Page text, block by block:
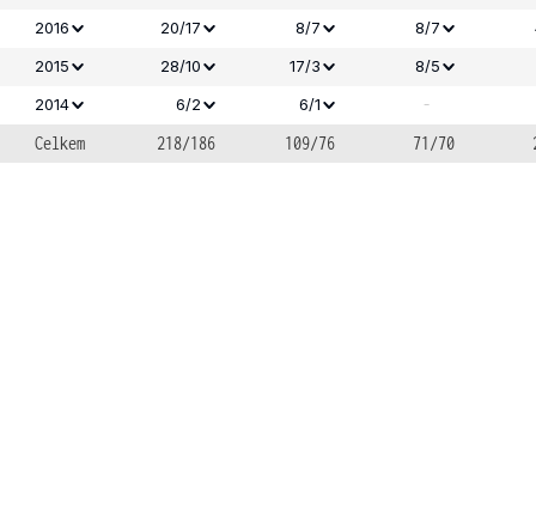
2016
20/17 8/7 8/7
2015
28/10 17/3 8/5
2014
6/2 6/1
-
Celkem
218/186 109/76 71/70